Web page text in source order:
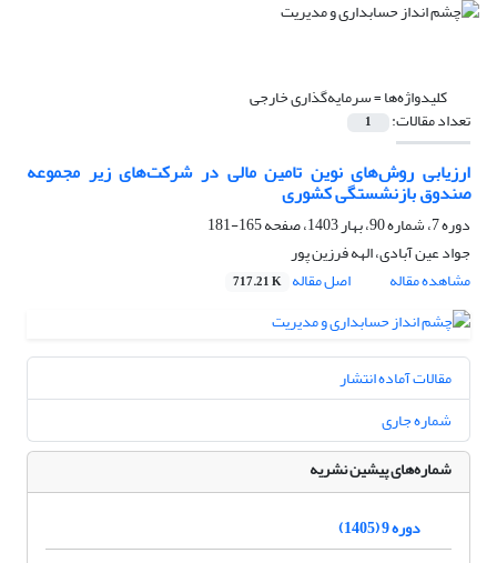
کلیدواژه‌ها =سرمایه‌گذاری خارجی
تعداد مقالات: 1
ارزیابی روش‌های نوین تامین مالی در شرکت‌های زیر مجموعه
صندوق بازنشستگی کشوری
دوره 7، شماره 90، بهار 1403، صفحه
165-181
جواد عین آبادی، الهه فرزین پور
مشاهده مقاله
اصل مقاله 717.21 K
مقالات آماده انتشار
شماره جاری
شماره‌های پیشین نشریه
دوره 9 (1405)